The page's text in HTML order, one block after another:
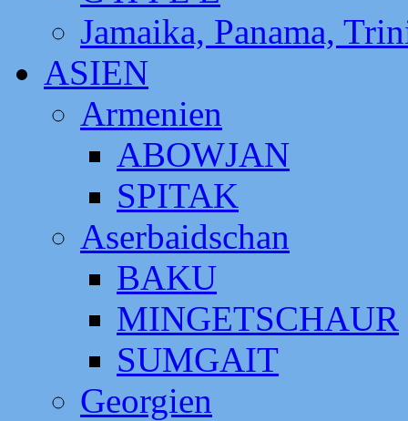
Jamaika, Panama,
ASIEN
Armenien
ABOWJAN
SPITAK
Aserbaidschan
BAKU
MINGETSCHAUR
SUMGAIT
Georgien